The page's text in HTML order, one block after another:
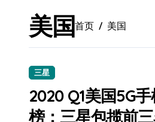
Galaxy S26+
vivo S50新
美国首页 美国
三星
2020 Q1美国5G
榜：三星包揽前